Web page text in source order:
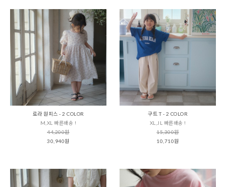
로라 원피스 - 2 COLOR
M,XL 빠른배송 !
44,200원
30,940원
구트 T - 2 COLOR
XL,JL 빠른배송 !
15,300원
10,710원